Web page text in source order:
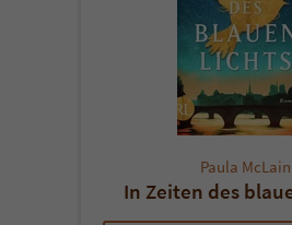
Paula McLain
In Zeiten des